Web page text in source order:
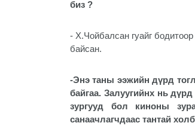
биз ?
- Х.Чойбалсан гуайг
байсан.
-Энэ таны ээжийн дүрд
байгаа. Залуугийнх нь
зургууд бол киноны
санаачлагчдаас тантай